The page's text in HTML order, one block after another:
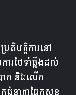
រតិបត្តិការ​នៅ​
រថែទាំឆ្អឹងដល់
ាក និងលើក